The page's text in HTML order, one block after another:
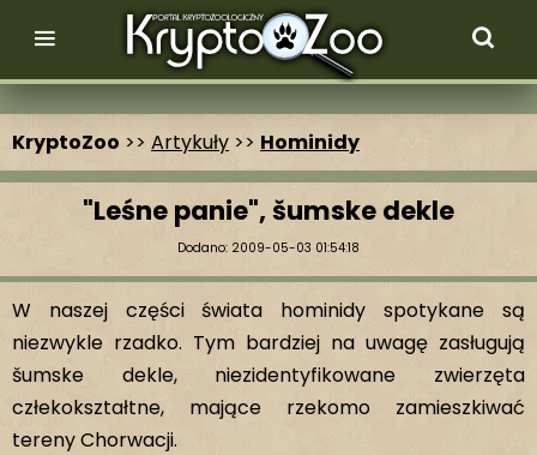
KryptoZoo >> Artykuły >> Hominidy
"Leśne panie", šumske dekle
Dodano: 2009-05-03 01:54:18
W naszej części świata hominidy spotykane są
niezwykle rzadko. Tym bardziej na uwagę zasługują
šumske dekle, niezidentyfikowane zwierzęta
człekokształtne, mające rzekomo zamieszkiwać
tereny Chorwacji.